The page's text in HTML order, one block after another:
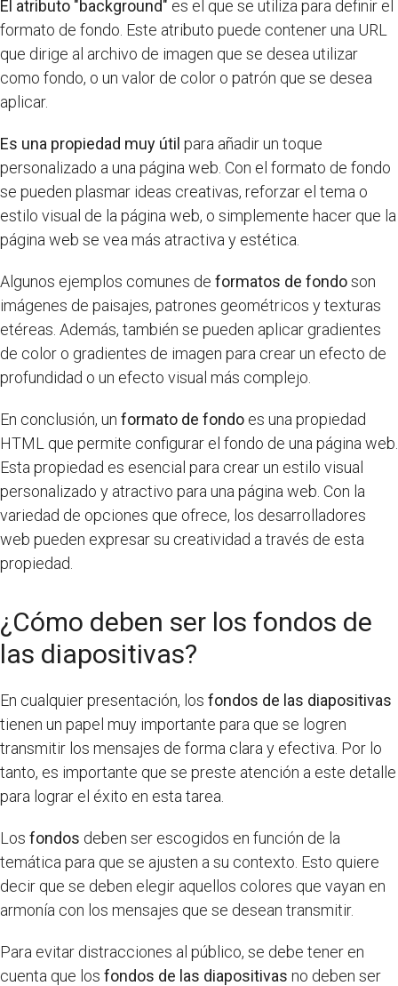
El atributo "background" es el que se utiliza para definir el
formato de fondo. Este atributo puede contener una URL
que dirige al archivo de imagen que se desea utilizar
como fondo, o un valor de color o patrón que se desea
aplicar.
Es una propiedad muy útil para añadir un toque
personalizado a una página web. Con el formato de fondo
se pueden plasmar ideas creativas, reforzar el tema o
estilo visual de la página web, o simplemente hacer que la
página web se vea más atractiva y estética.
Algunos ejemplos comunes de formatos de fondoson
imágenes de paisajes, patrones geométricos y texturas
etéreas. Además, también se pueden aplicar gradientes
de color o gradientes de imagen para crear un efecto de
profundidad o un efecto visual más complejo.
En conclusión, un formato de fondo es una propiedad
HTML que permite configurar el fondo de una página web.
Esta propiedad es esencial para crear un estilo visual
personalizado y atractivo para una página web. Con la
variedad de opciones que ofrece, los desarrolladores
web pueden expresar su creatividad a través de esta
propiedad.
¿Cómo deben ser los fondos de
las diapositivas?
En cualquier presentación, los fondos de las diapositivas
tienen un papel muy importante para que se logren
transmitir los mensajes de forma clara y efectiva. Por lo
tanto, es importante que se preste atención a este detalle
para lograr el éxito en esta tarea.
Los fondos deben ser escogidos en función de la
temática para que se ajusten a su contexto. Esto quiere
decir que se deben elegir aquellos colores que vayan en
armonía con los mensajes que se desean transmitir.
Para evitar distracciones al público, se debe tener en
cuenta que los fondos de las diapositivas no deben ser